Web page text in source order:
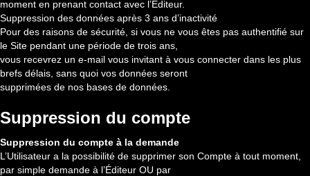
moment en prenant contact avec l’Éditeur.
Suppression des données après 3 ans d’inactivité
Pour des raisons de sécurité, si vous ne vous êtes pas authentifié sur
le Site pendant une période de trois ans,
vous recevrez un e-mail vous invitant à vous connecter dans les plus
brefs délais, sans quoi vos données seront
supprimées de nos bases de données.
Suppression du compte
Suppression du compte à la demande
L’Utilisateur a la possibilité de supprimer son Compte à tout moment,
par simple demande à l’Éditeur OU par